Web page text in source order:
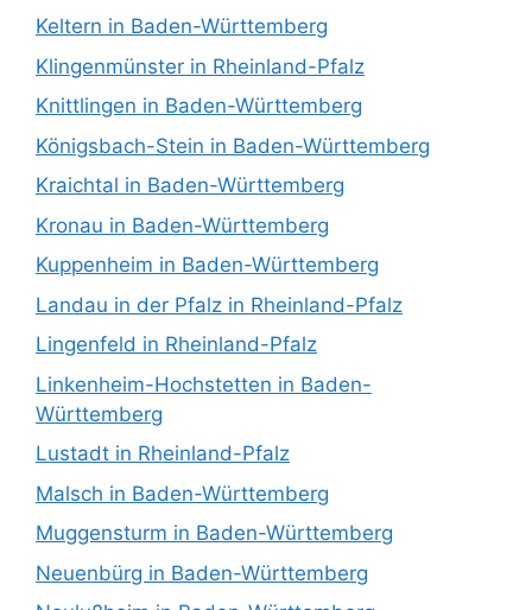
Keltern in Baden-Württemberg
Klingenmünster in Rheinland-Pfalz
Knittlingen in Baden-Württemberg
Königsbach-Stein in Baden-Württemberg
Kraichtal in Baden-Württemberg
Kronau in Baden-Württemberg
Kuppenheim in Baden-Württemberg
Landau in der Pfalz in Rheinland-Pfalz
Lingenfeld in Rheinland-Pfalz
Linkenheim-Hochstetten in Baden-
Württemberg
Lustadt in Rheinland-Pfalz
Malsch in Baden-Württemberg
Muggensturm in Baden-Württemberg
Neuenbürg in Baden-Württemberg